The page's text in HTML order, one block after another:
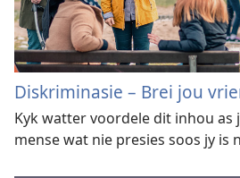
Diskriminasie – Brei jou
Kyk watter voordele dit inhou as
mense wat nie presies soos jy is